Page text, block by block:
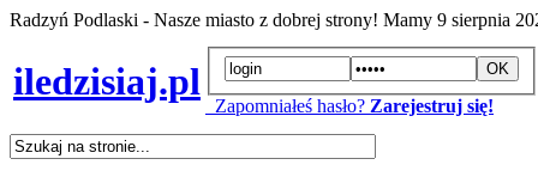
Radzyń Podlaski - Nasze miasto z dobrej strony! Mamy 9 sierpnia
iledzisiaj.pl
Zapomniałeś hasło? Zarejestruj się!